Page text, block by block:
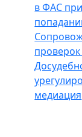
в ФАС
медиация